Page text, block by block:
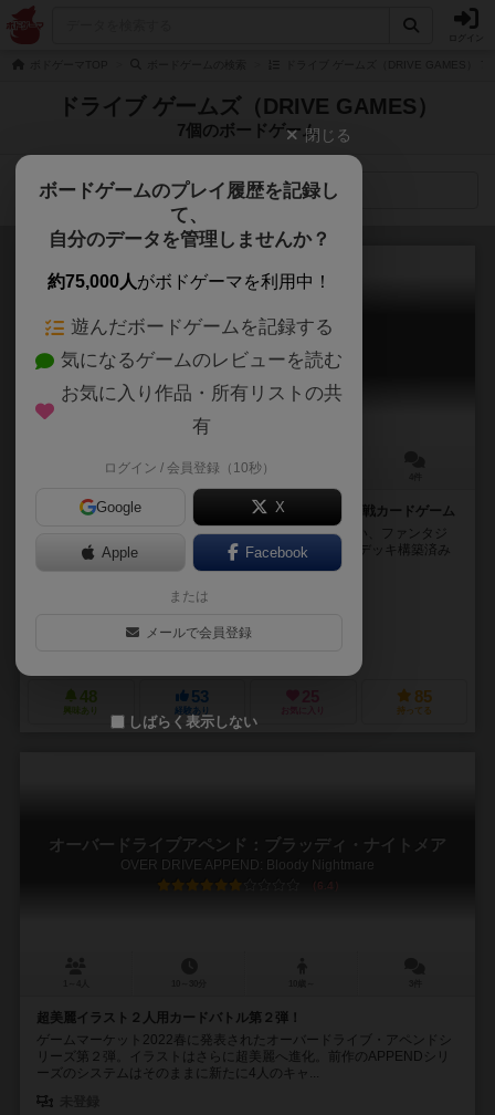
ドライブ ゲームズ（DRIVE GAMES）
7個のボードゲーム
検索メニュー
オーバードライブ：アペンド
OVERDRIVE APPEND
10～30分
美麗なキャラクター×シンプルでいて駆け引きの熱い対戦カードゲーム
二挺拳銃の吸血鬼、吸血鬼の少女、聖騎士、魔女見習い、ファンタジ
ーが好きならそれだけでワクワクする登場人物たち。 デッキ構築済み
で気軽にはじめられ、ソロモード完備で一人でも遊...
48
興味あり
53
経験あり お気に入り
85
持ってる
オーバードライブアペンド：ブラッディ・ナイトメア
OVER DRIVE APPEND: Bloody Nightmare
6.4
超美麗イラスト２人用カードバトル第２弾！
ゲームマーケット2022春に発表されたオーバードライブ・アペンドシ
リーズ第２弾。イラストはさらに超美麗へ進化。前作のAPPENDシリ
ーズのシステムはそのままに新たに4人のキャ...
閉じる
ボードゲームのプレイ履歴を記録し
て、
自分のデータを管理しませんか？
約75,000人がボドゲーマを利用中！
遊んだボードゲームを記録する
気になるゲームのレビューを読む
お気に入り作品・所有リストの共
有
ログイン / 会員登録（10秒）
Google X
Apple Facebook
または
メールで会員登録
しばらく表示しない